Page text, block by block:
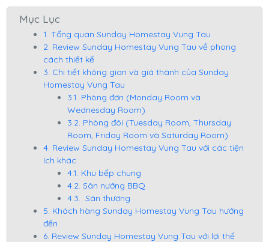
Mục Lục
1. Tổng quan Sunday Homestay Vung Tau
2. Review Sunday Homestay Vung Tau về phong
cách thiết kế
3. Chi tiết không gian và giá thành của Sunday
Homestay Vung Tau
3.1. Phòng đơn (Monday Room và
Wednesday Room)
3.2. Phòng đôi (Tuesday Room, Thursday
Room, Friday Room và Saturday Room)
4. Review Sunday Homestay Vung Tau với các tiện
ích khác
4.1. Khu bếp chung
4.2. Sân nướng BBQ
4.3. Sân thượng
5. Khách hàng Sunday Homestay Vung Tau hướng
đến
6. Review Sunday Homestay Vung Tau với lợi thế